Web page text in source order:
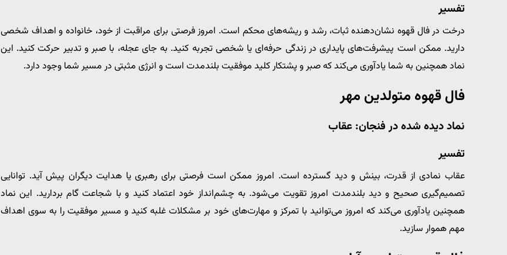
تفسیر
درخت در فال قهوه نشان‌دهنده ثبات، رشد و ریشه‌های محکم است. امروز فرصتی برای مراقبت از خود، خانواده و اهداف شخصی
دارید. ممکن است پیشرفت‌های پایداری در زندگی حرفه‌ای یا شخصی تجربه کنید. به جای عجله، با صبر و تدبیر حرکت کنید. این
نماد همچنین به شما یادآوری می‌کند که صبر و پشتکار کلید موفقیت بلندمدت است و انرژی مثبتی در مسیر شما وجود دارد.
فال قهوه متولدین مهر
نماد دیده شده در فنجان: عقاب
تفسیر
عقاب نمادی از قدرت، بینش و دید گسترده است. امروز ممکن است فرصتی برای رهبری یا هدایت دیگران پیش آید. توانایی
تصمیم‌گیری صحیح و دید بلندمدت امروز تقویت می‌شود. به چشم‌انداز خود اعتماد کنید و با شجاعت گام بردارید. این نماد
همچنین یادآوری می‌کند که امروز می‌توانید با تمرکز و مهارت‌های خود بر مشکلات غلبه کنید و مسیر موفقیت را به سوی اهداف
مهم هموار سازید.